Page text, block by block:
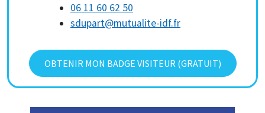
06 11 60 62 50
sdupart@mutualite-idf.fr
OBTENIR MON BADGE VISITEUR (GRATUIT)